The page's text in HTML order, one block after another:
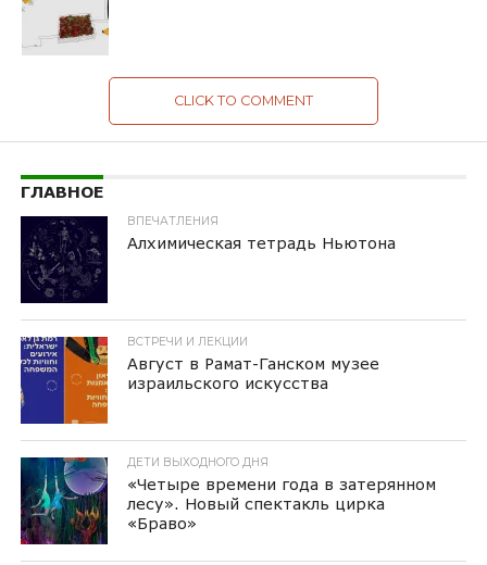
CLICK TO COMMENT
ГЛАВНОЕ
ВПЕЧАТЛЕНИЯ
Алхимическая тетрадь Ньютона
ВСТРЕЧИ И ЛЕКЦИИ
Август в Рамат-Ганском музее
израильского искусства
ДЕТИ ВЫХОДНОГО ДНЯ
«Четыре времени года в затерянном
лесу». Новый спектакль цирка
«Браво»